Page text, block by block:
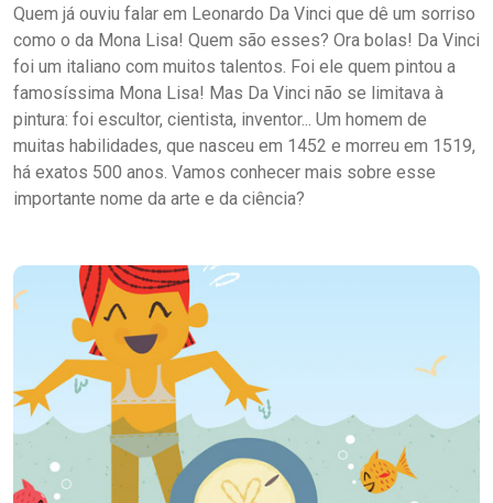
Quem já ouviu falar em Leonardo Da Vinci que dê um sorriso
como o da Mona Lisa! Quem são esses? Ora bolas! Da Vinci
foi um italiano com muitos talentos. Foi ele quem pintou a
famosíssima Mona Lisa! Mas Da Vinci não se limitava à
pintura: foi escultor, cientista, inventor... Um homem de
muitas habilidades, que nasceu em 1452 e morreu em 1519,
há exatos 500 anos. Vamos conhecer mais sobre esse
importante nome da arte e da ciência?